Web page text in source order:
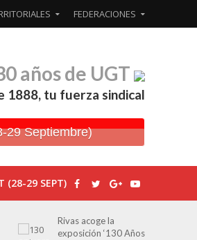
FEDERACIONES
años de UGT
1888, tu fuerza sindical
29 Septiembre)
(28-29 SEPT)
Rivas acoge la
exposición ‘130 Años